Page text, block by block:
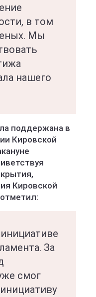
в том
Мы
нашего
поддержана в
Кировской
Кировской
За
смог